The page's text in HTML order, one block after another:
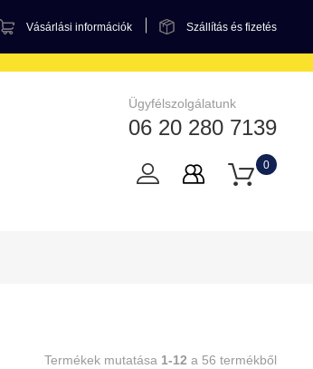
Vásárlási információk Szállítás és fizetés
Ügyfélszolgálatunk
06 20 280 7139
0
Termékek mutatása 1-12 a 56 termékből